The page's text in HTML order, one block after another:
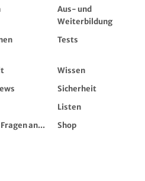
Aus- und
Weiterbildung
Tests
Wissen
Sicherheit
Listen
an...
Shop